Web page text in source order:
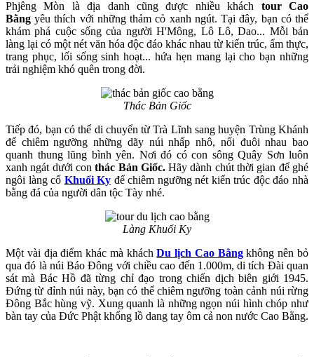
Phjêng Mòn là địa danh cũng được nhiều khách tour Cao
Bằngyêu thích với những thảm cỏ xanh ngút. Tại đây, bạn có thể
khám phá cuộc sống của người H'Mông, Lô Lô, Dao... Mỗi bản
làng lại có một nét văn hóa độc đáo khác nhau từ kiến trúc, ẩm thực,
trang phục, lối sống sinh hoạt... hứa hẹn mang lại cho bạn những
trải nghiệm khó quên trong đời.
Thác Bản Giốc
Tiếp đó, bạn có thể di chuyển từ Trà Lĩnh sang huyện Trùng Khánh
để chiêm ngưỡng những dãy núi nhấp nhô, nối đuôi nhau bao
quanh thung lũng bình yên. Nơi đó có con sông Quây Sơn luôn
xanh ngát dưới conthác Bản Giốc.Hãy dành chút thời gian để ghé
ngôi làng cổ Khuổi Ky để chiêm ngưỡng nét kiến trúc độc đáo nhà
bằng đá của người dân tộc Tày nhé.
Làng Khuổi Ky
Một vài địa điểm khác mà kháchDu lịch Cao Bằng không nên bỏ
qua đó là núi Báo Đông với chiều cao đến 1.000m, di tích Đài quan
sát mà Bác Hồ đã từng chỉ đạo trong chiến dịch biên giới 1945.
Đứng từ đỉnh núi này, bạn có thể chiêm ngưỡng toàn cảnh núi rừng
Đông Bắc hùng vỹ. Xung quanh là những ngọn núi hình chóp như
bàn tay của Đức Phật khổng lồ dang tay ôm cả non nước Cao Bằng.